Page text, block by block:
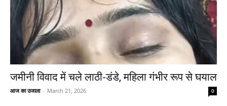
जमीनी विवाद में चले लाठी-डंडे, महिला गंभीर रूप से घयाल
आज का उजाला - March 21, 2026 0